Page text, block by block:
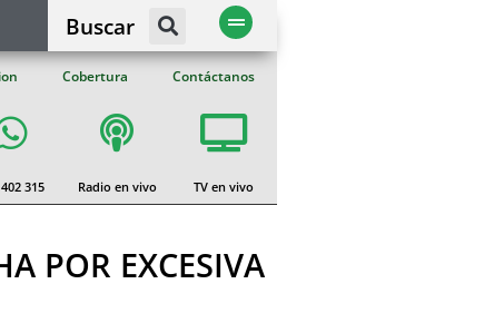
Buscar
Cobertura Contáctanos
315 Radio en vivo TV en vivo
POR EXCESIVA